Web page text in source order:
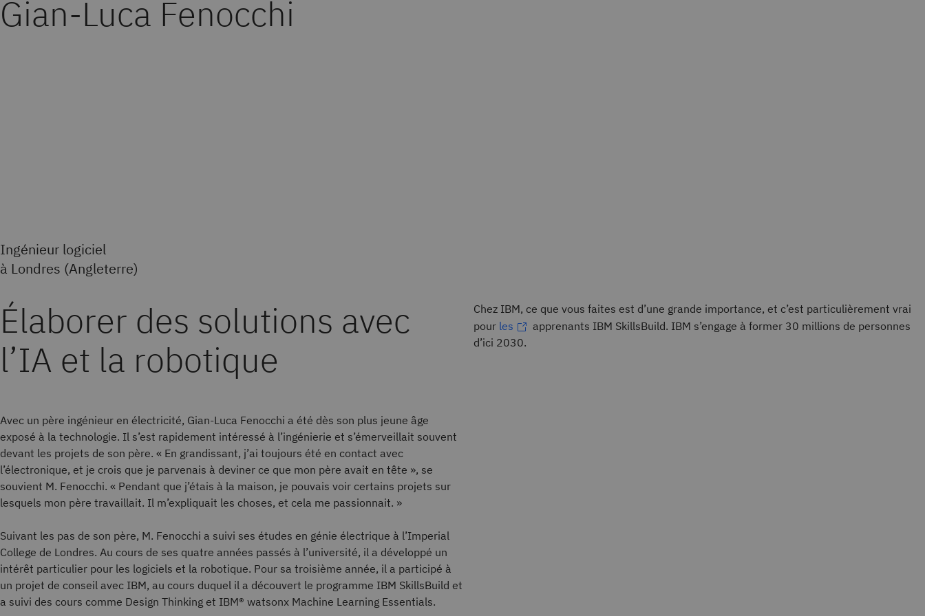
Gian-Luca Fenocchi
Ingénieur logiciel
à Londres (Angleterre)
Élaborer des solutions avec
l’IA et la robotique
Chez IBM, ce que vous faites est d’une grande importance, et c’est particulièrement vrai
pour les
apprenants IBM SkillsBuild. IBM s’engage à former 30 millions de personnes
d’ici 2030.
Avec un père ingénieur en électricité, Gian-Luca Fenocchi a été dès son plus jeune âge
exposé à la technologie. Il s’est rapidement intéressé à l’ingénierie et s’émerveillait souvent
devant les projets de son père. « En grandissant, j’ai toujours été en contact avec
l’électronique, et je crois que je parvenais à deviner ce que mon père avait en tête », se
souvient M. Fenocchi. « Pendant que j’étais à la maison, je pouvais voir certains projets sur
lesquels mon père travaillait. Il m’expliquait les choses, et cela me passionnait. »
Suivant les pas de son père, M. Fenocchi a suivi ses études en génie électrique à l’Imperial
College de Londres. Au cours de ses quatre années passés à l’université, il a développé un
intérêt particulier pour les logiciels et la robotique. Pour sa troisième année, il a participé à
un projet de conseil avec IBM, au cours duquel il a découvert le programme IBM SkillsBuild et
a suivi des cours comme Design Thinking et IBM® watsonx Machine Learning Essentials.